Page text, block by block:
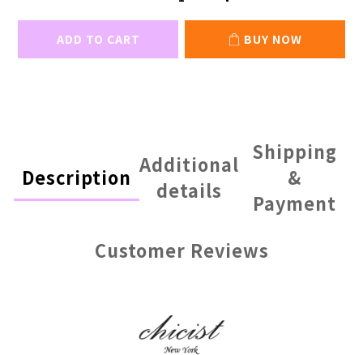
ADD TO CART BUY NOW
Description
Additional
details
Shipping
&
Payment
Customer Reviews